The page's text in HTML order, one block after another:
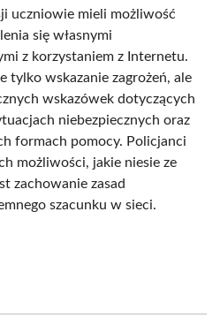
uczniowie mieli możliwość
się własnymi
z korzystaniem z Internetu.
tylko wskazanie zagrożeń, ale
wskazówek dotyczących
niebezpiecznych oraz
formach pomocy. Policjanci
możliwości, jakie niesie ze
zachowanie zasad
szacunku w sieci.